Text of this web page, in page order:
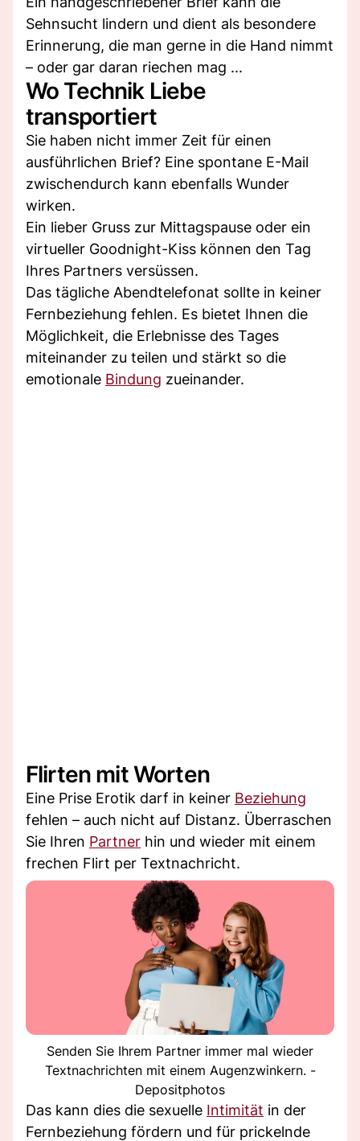
Sehnsucht lindern und dient als besondere
Erinnerung, die man gerne in die Hand nimmt
– oder gar daran riechen mag ...
Wo Technik Liebe
transportiert
Sie haben nicht immer Zeit für einen
ausführlichen Brief? Eine spontane E-Mail
zwischendurch kann ebenfalls Wunder
wirken.
Ein lieber Gruss zur Mittagspause oder ein
virtueller Goodnight-Kiss können den Tag
Ihres Partners versüssen.
Das tägliche Abendtelefonat sollte in keiner
Fernbeziehung fehlen. Es bietet Ihnen die
Möglichkeit, die Erlebnisse des Tages
miteinander zu teilen und stärkt so die
emotionale Bindung zueinander.
Flirten mit Worten
Eine Prise Erotik darf in keiner Beziehung
fehlen – auch nicht auf Distanz. Überraschen
Sie Ihren Partner hin und wieder mit einem
frechen Flirt per Textnachricht.
Senden Sie Ihrem Partner immer mal wieder
Textnachrichten mit einem Augenzwinkern. -
Depositphotos
Das kann dies die sexuelle Intimität in der
Fernbeziehung fördern und für prickelnde